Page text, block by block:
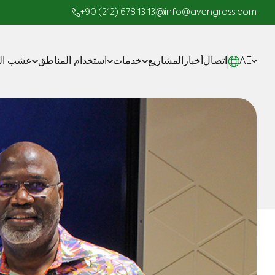
+90 (212) 678 13 13 info@avengrass.com
عشب استخدام المناطق خدمات
المشاريع الجاهزة
المشاريع أخبار اتصال AE